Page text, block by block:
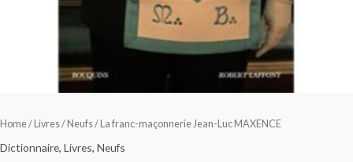
Home/ Livres/ Neufs/ La franc-maçonnerie Jean-Luc MAXENCE
Dictionnaire, Livres, Neufs